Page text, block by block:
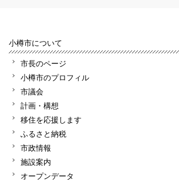
小樽市について
市長のページ
小樽市のプロフィル
市議会
計画・構想
移住を応援します
ふるさと納税
市政情報
施設案内
オープンデータ